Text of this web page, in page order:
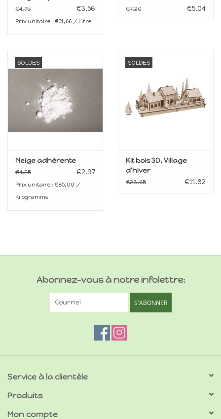
€4,75 €3,56
Prix unitaire : €31,66 / Litre
€7,20 €5,04
SOLDES
Neige adhérente
€4,25 €2,97
Prix unitaire : €85,00 /
Kilogramme
SOLDES
Kit bois 3D, Village
d'hiver
€23,65 €11,82
Abonnez-vous à notre infolettre:
S'ABONNER
Service à la clientèle
Produits
Mon compte